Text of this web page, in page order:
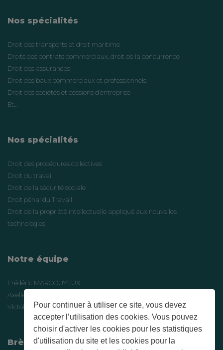
Nos spécialités
Droit des transports et droit maritime
Droits des contrats commerciaux, droit de la concurrence
Droit des assurances
Droit des baux commerciaux et professionnels
Droit des sociétés et cessions d’entreprise
Et…
Nos spécialités
Droit des procédures collectives
Droit du travail
Droit de la sécurité sociale
Droit pénal du Travail
Droit de la propriété intellectuelle appliqué aux nouvelles
technologies
Notre équipe
Frédéric MARCOUYEUX
Axelle JOUVE
Victoire FALLOT
Brèves récentes
Pour continuer à utiliser ce site, vous devez
accepter l’utilisation des cookies. Vous pouvez
choisir d'activer les cookies pour les statistiques
d'utilisation du site et les cookies pour la